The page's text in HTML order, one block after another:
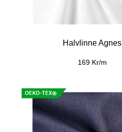
Halvlinne Agnes
169 Kr/m